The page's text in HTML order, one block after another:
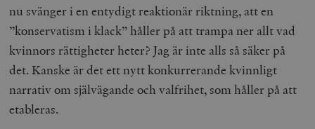
nu svänger i en entydigt reaktionär riktning, att en
”konservatism i klack” håller på att trampa ner allt vad
kvinnors rättigheter heter? Jag är inte alls så säker på
det. Kanske är det ett nytt konkurrerande kvinnligt
narrativ om självägande och valfrihet, som håller på att
etableras.